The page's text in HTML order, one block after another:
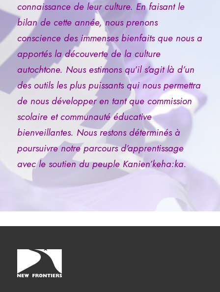
connaissance de leur culture. En faisant le
bilan de cette année, nous prenons
conscience des immenses bienfaits que nous a
apportés la découverte de la culture
autochtone. Nous estimons qu’il s’agit là d’un
des outils les plus puissants qui nous permettra
de nous développer en tant que commission
scolaire et communauté éducative
bienveillantes. Nous restons déterminés à
poursuivre notre parcours d’apprentissage
avec le soutien du peuple Kanien’keha:ka.